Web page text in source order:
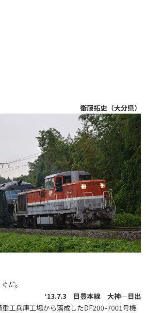
衛藤拓史（大分県）
だ。
‘13.7.3 日豊本線 大神―日出
工兵庫工場から落成したDF200-7001号機